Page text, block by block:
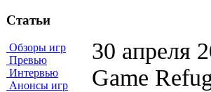
Статьи
Обзоры игр
Превью
Интервью
Анонсы игр
30 апреля
Game